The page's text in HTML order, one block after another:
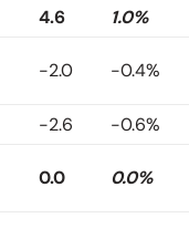
4.6
1.0%
-2.0 -0.4%
-2.6
-0.6%
0.0 0.0%